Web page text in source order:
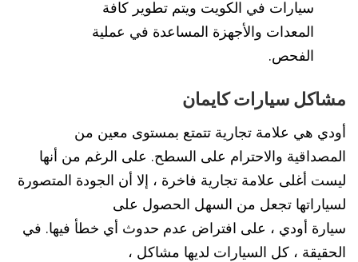
سيارات في الكويت ويتم تطوير كافة
المعدات والأجهزة المساعدة في عملية
الفحص.
مشاكل سيارات كايمان
أودي هي علامة تجارية تتمتع بمستوى معين من
المصداقية والاحترام على السطح. على الرغم من أنها
ليست أغلى علامة تجارية فاخرة ، إلا أن الجودة المتصورة
لسياراتها تجعل من السهل الحصول على
سيارة أودي ، على افتراض عدم حدوث أي خطأ فيها. في
الحقيقة ، كل السيارات لديها مشاكل ،